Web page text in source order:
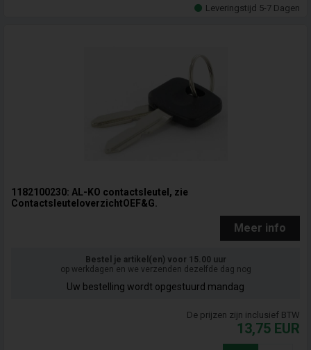
Leveringstijd 5-7 Dagen
1182100230: AL-KO contactsleutel, zie
ContactsleuteloverzichtOEF&G.
Meer info
Bestel je artikel(en) voor 15.00 uur
op werkdagen en we verzenden dezelfde dag nog
Uw bestelling wordt opgestuurd mandag
De prijzen zijn inclusief BTW
13,75 EUR